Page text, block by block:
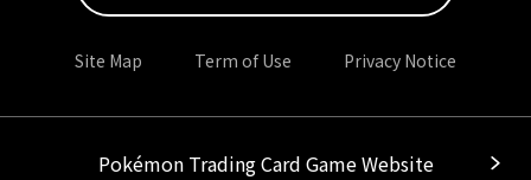
Site Map Term of Use Privacy Notice
Pokémon Trading Card Game Website